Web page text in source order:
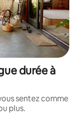
durée à
sentez comme
plus.